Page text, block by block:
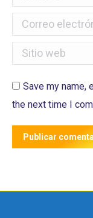
Correo
Sitio web
Save my name,
the next time I
Publicar